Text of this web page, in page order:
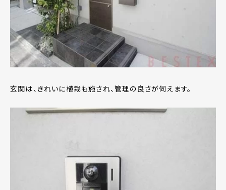
玄関は、きれいに植栽も施され、管理の良さが伺えます。